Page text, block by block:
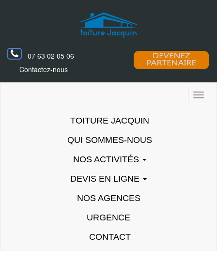
07 63 02 05 06
Contactez-nous
TOITURE JACQUIN
QUI SOMMES-NOUS
NOS ACTIVITÉS
DEVIS EN LIGNE
NOS AGENCES
URGENCE
CONTACT